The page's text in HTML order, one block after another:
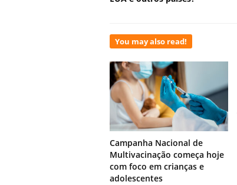
You may also read!
Campanha Nacional de
Multivacinação começa hoje
com foco em crianças e
adolescentes